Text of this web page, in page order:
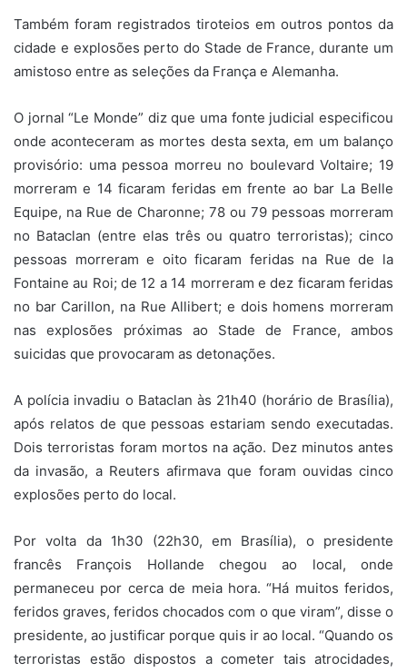
Também foram registrados tiroteios em outros pontos da
cidade e explosões perto do Stade de France, durante um
amistoso entre as seleções da França e Alemanha.
O jornal “Le Monde” diz que uma fonte judicial especificou
onde aconteceram as mortes desta sexta, em um balanço
provisório: uma pessoa morreu no boulevard Voltaire; 19
morreram e 14 ficaram feridas em frente ao bar La Belle
Equipe, na Rue de Charonne; 78 ou 79 pessoas morreram
no Bataclan (entre elas três ou quatro terroristas); cinco
pessoas morreram e oito ficaram feridas na Rue de la
Fontaine au Roi; de 12 a 14 morreram e dez ficaram feridas
no bar Carillon, na Rue Allibert; e dois homens morreram
nas explosões próximas ao Stade de France, ambos
suicidas que provocaram as detonações.
A polícia invadiu o Bataclan às 21h40 (horário de Brasília),
após relatos de que pessoas estariam sendo executadas.
Dois terroristas foram mortos na ação. Dez minutos antes
da invasão, a Reuters afirmava que foram ouvidas cinco
explosões perto do local.
Por volta da 1h30 (22h30, em Brasília), o presidente
francês François Hollande chegou ao local, onde
permaneceu por cerca de meia hora. “Há muitos feridos,
feridos graves, feridos chocados com o que viram”, disse o
presidente, ao justificar porque quis ir ao local. “Quando os
terroristas estão dispostos a cometer tais atrocidades,